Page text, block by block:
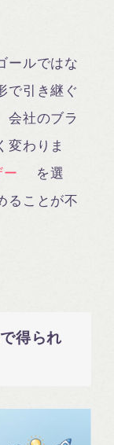
ールではな
で引き継ぐ
会社のブラ
変わりま
を選
ることが不
得られ